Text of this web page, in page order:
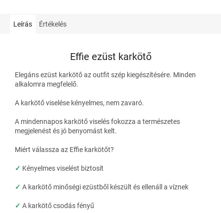
Leírás Értékelés
Effie ezüst karkötő
Elegáns ezüst karkötő az outfit szép kiegészítésére. Minden
alkalomra megfelelő.
A karkötő viselése kényelmes, nem zavaró.
A mindennapos karkötő viselés fokozza a természetes
megjelenést és jó benyomást kelt.
Miért válassza az Effie karkötőt?
✓ Kényelmes viselést biztosít
✓ A karkötő minőségi ezüstből készült és ellenáll a víznek
✓ A karkötő csodás fényű